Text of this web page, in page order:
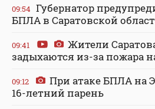
09:54 Губернатор
БПЛА в Саратовской
09:41
Жители
задыхаются из-за пожара
09:12
При атаке БПЛА на
16-летний парень